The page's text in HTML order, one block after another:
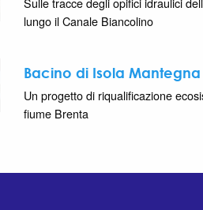
lungo il Canale Biancolino
Bacino di Isola Mantegna
Un progetto di riqualificazione
fiume Brenta